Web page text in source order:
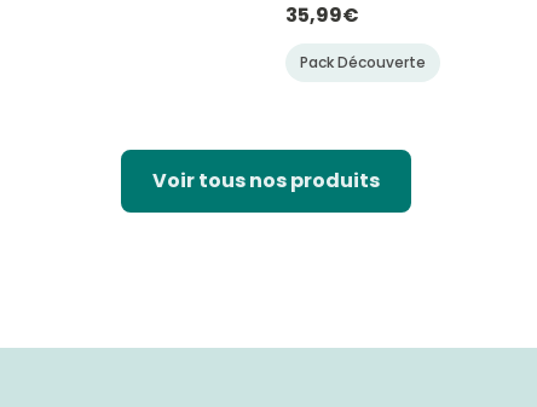
35,99€
Pack Découverte
Voir tous nos produits